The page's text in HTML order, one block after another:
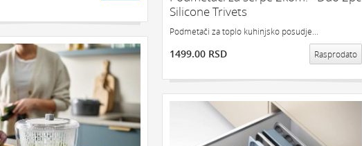
Silicone Trivets
Podmetači za toplo kuhinjsko posudje...
1499.00 RSD Rasprodato